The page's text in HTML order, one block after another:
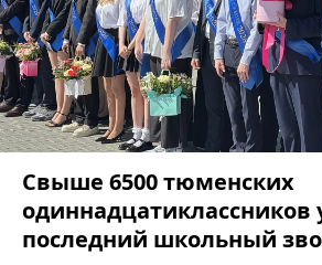
Свыше 6500 тюменских
последний школьный